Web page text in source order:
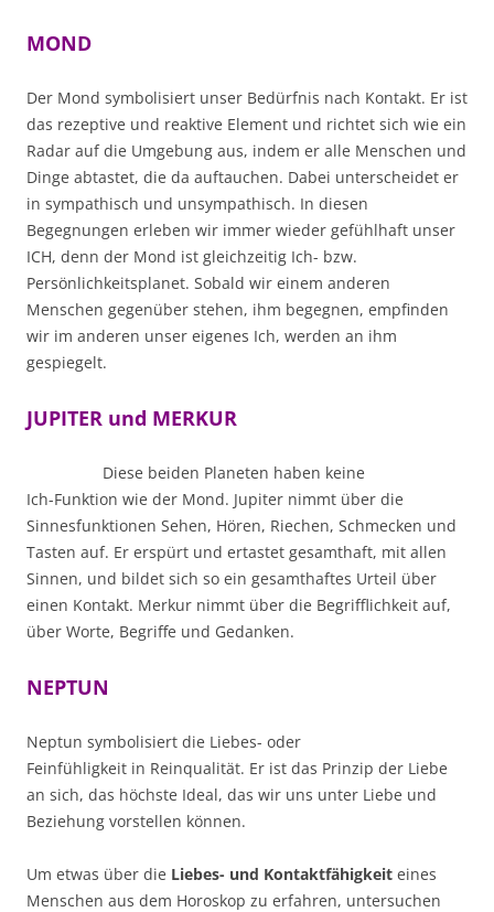
MOND
Der Mond symbolisiert unser Bedürfnis nach Kontakt. Er ist
das rezeptive und reaktive Element und richtet sich wie ein
Radar auf die Umgebung aus, indem er alle Menschen und
Dinge abtastet, die da auftauchen. Dabei unterscheidet er
in sympathisch und unsympathisch. In diesen
Begegnungen erleben wir immer wieder gefühlhaft unser
ICH, denn der Mond ist gleichzeitig Ich- bzw.
Persönlichkeitsplanet. Sobald wir einem anderen
Menschen gegenüber stehen, ihm begegnen, empfinden
wir im anderen unser eigenes Ich, werden an ihm
gespiegelt.
JUPITER und MERKUR
Diese beiden Planeten haben keine
Ich-Funktion wie der Mond. Jupiter nimmt über die
Sinnesfunktionen Sehen, Hören, Riechen, Schmecken und
Tasten auf. Er erspürt und ertastet gesamthaft, mit allen
Sinnen, und bildet sich so ein gesamthaftes Urteil über
einen Kontakt. Merkur nimmt über die Begrifflichkeit auf,
über Worte, Begriffe und Gedanken.
NEPTUN
Neptun symbolisiert die Liebes- oder
Feinfühligkeit in Reinqualität. Er ist das Prinzip der Liebe
an sich, das höchste Ideal, das wir uns unter Liebe und
Beziehung vorstellen können.
Um etwas über die Liebes- und Kontaktfähigkeit eines
Menschen aus dem Horoskop zu erfahren, untersuchen